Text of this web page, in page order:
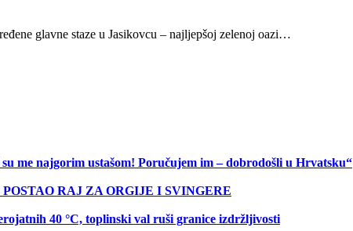
glavne staze u Jasikovcu – najljepšoj zelenoj oazi…
me najgorim ustašom! Poručujem im – dobrodošli u Hrvatsku“
RAJ ZA ORGIJE I SVINGERE
40 °C, toplinski val ruši granice izdržljivosti